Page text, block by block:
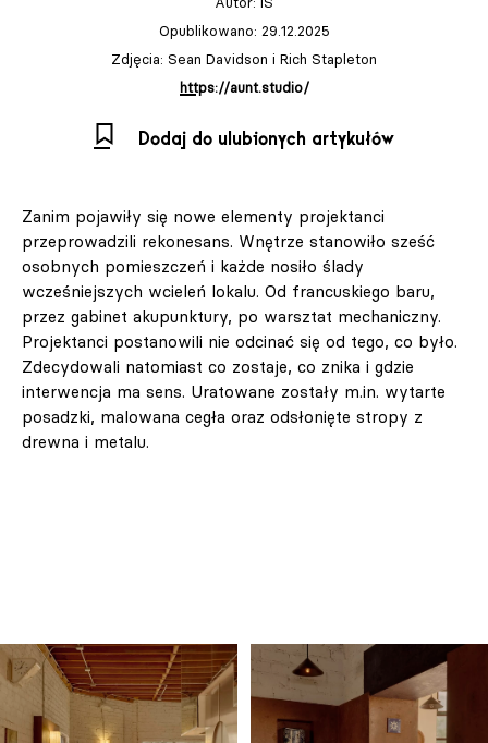
Opublikowano: 29.12.2025
Zdjęcia: Sean Davidson i Rich Stapleton
https://aunt.studio/
Dodaj do ulubionych artykułów
Zanim pojawiły się nowe elementy projektanci
przeprowadzili rekonesans. Wnętrze stanowiło sześć
osobnych pomieszczeń i każde nosiło ślady
wcześniejszych wcieleń lokalu. Od francuskiego baru,
przez gabinet akupunktury, po warsztat mechaniczny.
Projektanci postanowili nie odcinać się od tego, co było.
Zdecydowali natomiast co zostaje, co znika i gdzie
interwencja ma sens. Uratowane zostały m.in. wytarte
posadzki, malowana cegła oraz odsłonięte stropy z
drewna i metalu.